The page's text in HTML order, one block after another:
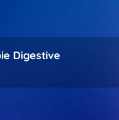
Digestive